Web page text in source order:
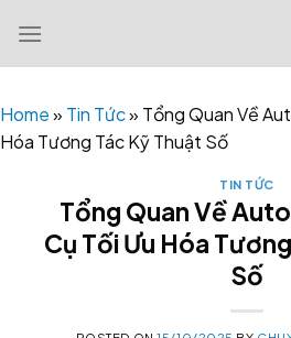
content
Home» Tin Tức» Tổng Quan Về
Hóa Tương Tác Kỹ Thuật Số
TIN TỨC
Tổng Quan Về
Cụ Tối Ưu Hóa
Số